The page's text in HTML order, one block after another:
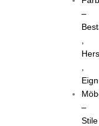
–
–
Stile